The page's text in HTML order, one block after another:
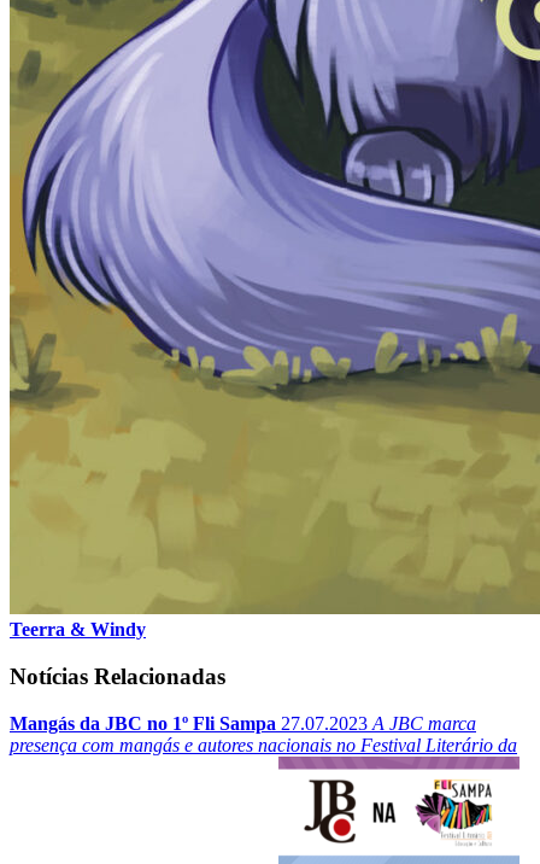
Teerra & Windy
Notícias Relacionadas
Mangás da JBC no 1º Fli Sampa 27.07.2023 A JBC marca
presença com mangás e autores nacionais no Festival Literário da